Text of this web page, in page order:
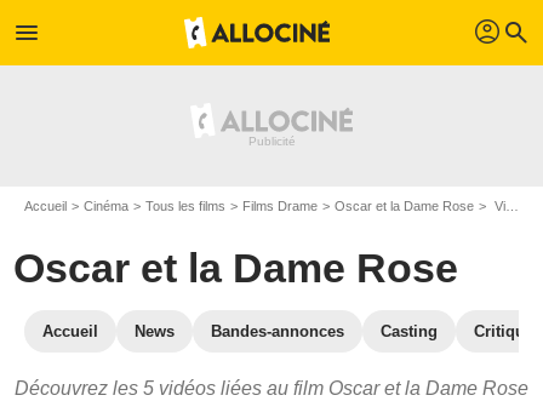
menu profil search
Accueil Cinéma Tous les films Films Drame Oscar et la Dame Rose Vidéos du film Oscar et la Dame Rose
Oscar et la Dame Rose
Accueil News Bandes-annonces Casting
Découvrez les 5 vidéos liées au film Oscar et la Dame Rose